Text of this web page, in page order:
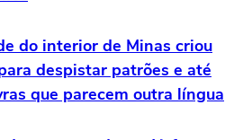
do interior de Minas criou
despistar patrões e até
que parecem outra língua